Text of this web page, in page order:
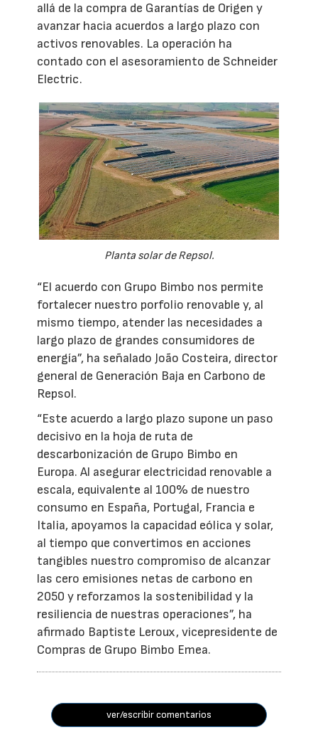
allá de la compra de Garantías de Origen y
avanzar hacia acuerdos a largo plazo con
activos renovables. La operación ha
contado con el asesoramiento de Schneider
Electric.
Planta solar de Repsol.
“El acuerdo con Grupo Bimbo nos permite
fortalecer nuestro porfolio renovable y, al
mismo tiempo, atender las necesidades a
largo plazo de grandes consumidores de
energía”, ha señalado João Costeira, director
general de Generación Baja en Carbono de
Repsol.
“Este acuerdo a largo plazo supone un paso
decisivo en la hoja de ruta de
descarbonización de Grupo Bimbo en
Europa. Al asegurar electricidad renovable a
escala, equivalente al 100% de nuestro
consumo en España, Portugal, Francia e
Italia, apoyamos la capacidad eólica y solar,
al tiempo que convertimos en acciones
tangibles nuestro compromiso de alcanzar
las cero emisiones netas de carbono en
2050 y reforzamos la sostenibilidad y la
resiliencia de nuestras operaciones”, ha
afirmado Baptiste Leroux, vicepresidente de
Compras de Grupo Bimbo Emea.
ver/escribir comentarios